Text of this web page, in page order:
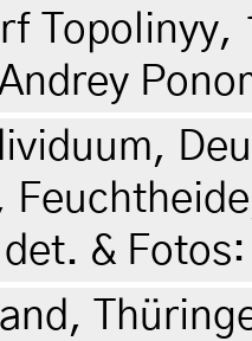
&